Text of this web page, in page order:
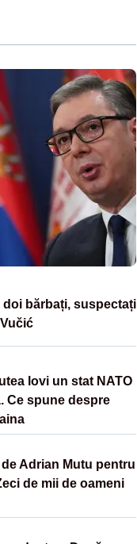
bărbați, suspectați
lovi un stat NATO
Ce spune despre
Adrian Mutu pentru
de mii de oameni